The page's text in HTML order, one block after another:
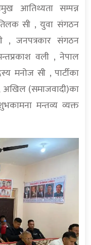
आतिथ्यता सम्पन्न
तिलक सी , युवा संगठन
, जनपत्रकार संगठन
वली , नेपाल
मनोज सी , पार्टीका
अखिल (समाजवादी)का
मन्तव्य व्यक्त